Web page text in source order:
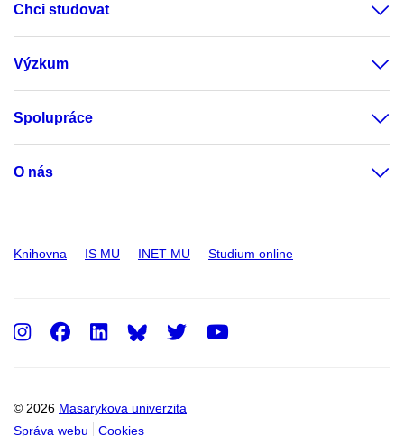
Chci studovat
Výzkum
Spolupráce
O nás
Knihovna IS MU INET MU Studium online
© 2026 Masarykova univerzita
Správa webu
Cookies
Instagram
Facebook
LinkedInTwitter